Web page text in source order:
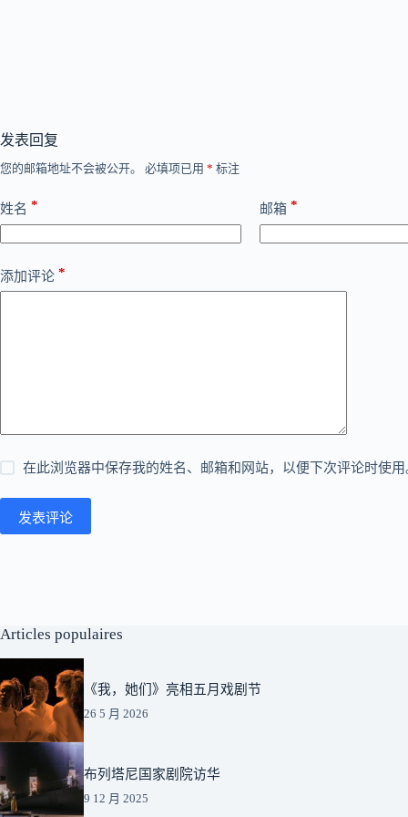
发表回复
您的邮箱地址不会被公开。 必填项已用 * 标注
姓名 * 邮箱 *
添加评论 *
在此浏览器中保存我的姓名、邮箱和网站，以便下次评论时使用
发表评论
Articles populaires
《我，她们》亮相五月戏剧节
26 5 月 2026
布列塔尼国家剧院访华
9 12 月 2025